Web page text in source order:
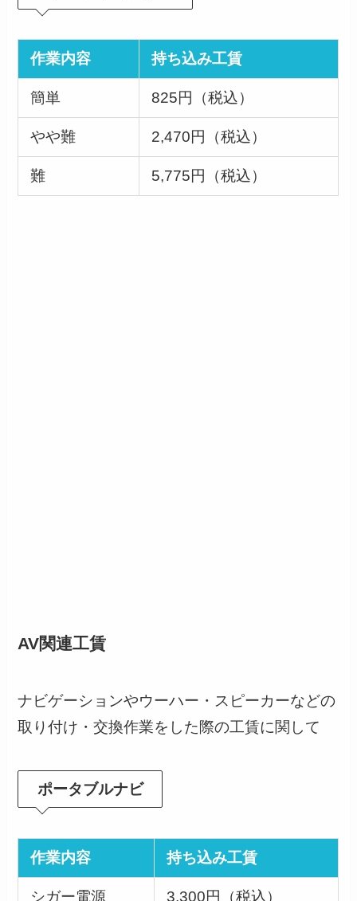
作業内容 持ち込み工賃
簡単 825円（税込）
やや難 2,470円（税込）
難 5,775円（税込）
AV関連工賃
ナビゲーションやウーハー・スピーカーなどの
取り付け・交換作業をした際の工賃に関して
ポータブルナビ
作業内容 持ち込み工賃
シガー電源 3,300円（税込）